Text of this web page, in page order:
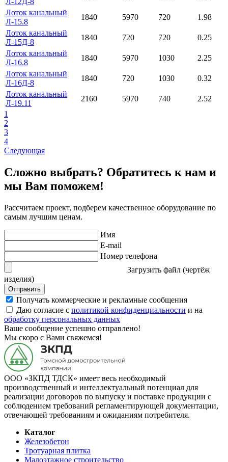
Лоток канальный
Л-15.8
1840 5970 720
1.98
Лоток канальный
Л-15Д-8
1840 720 720
0.25
Лоток канальный
Л-16.8
1840 5970 1030
2.25
Лоток канальный
Л-16Д-8
1840 720 1030
0.32
Лоток канальный
Л-19.11
2160 5970 740
2.52
1
2
3
4
Следующая
Сложно выбрать? Обратитесь к нам и
мы Вам поможем!
Рассчитаем проект, подберем качественное оборудование по
самым лучшим ценам.
Имя
E-mail
Номер телефона
Загрузить файл (чертёж
изделия)
Отправить
Получать коммерческие и рекламные сообщения
Даю согласие с политикой конфиденциальности и на
обработку персональных данных
Ваше сообщение успешно отправлено!
Мы скоро с Вами свяжемся!
ООО «ЗКПД ТДСК» имеет весь необходимый
производственный и интеллектуальный потенциал для
реализации договоров по выпуску и поставке продукции с
соблюдением требований регламентирующей документации,
отвечающей требованиям и ожиданиям потребителя.
Каталог
Железобетон
Тротуарная плитка
Малоэтажное строительство